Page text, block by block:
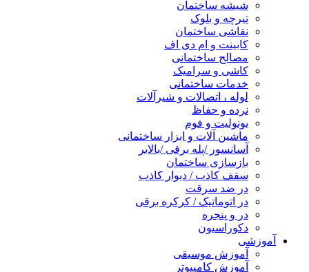
شیشه ساختمان
تیرچه و بلوک
نقاشی ساختمان
کابینت و ام دی اف
مصالح ساختمانی
کاشی و سرامیک
خدمات ساختمانی
لوله ، اتصالات و شیرآلات
نرده و حفاظ
یونولیت و فوم
ماشین آلات و ابزار ساختمانی
آسانسور /پله برقی /بالابر
بازسازی ساختمان
سقف کاذب / دیوار کاذب
در ضد سرقت
در اتوماتیک / کرکره برقی
در و پنجره
دکوراسیون
آموزشی
آموزش موسیقی
آموزش کامپیوتر